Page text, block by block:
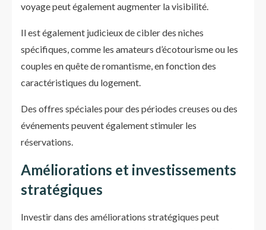
voyage peut également augmenter la visibilité.
Il est également judicieux de cibler des niches
spécifiques, comme les amateurs d’écotourisme ou les
couples en quête de romantisme, en fonction des
caractéristiques du logement.
Des offres spéciales pour des périodes creuses ou des
événements peuvent également stimuler les
réservations.
Améliorations et investissements
stratégiques
Investir dans des améliorations stratégiques peut